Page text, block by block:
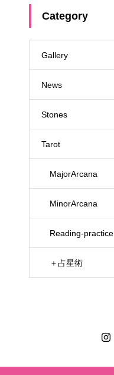
Category
Gallery
News
Stones
Tarot
MajorArcana
MinorArcana
Reading-practice
＋占星術